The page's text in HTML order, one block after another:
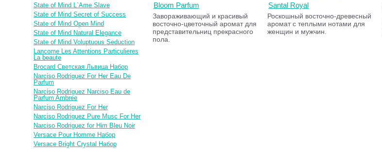
Bloom Parfum
Завораживающий и красивый
восточно-цветочный аромат для
представительниц прекрасного
пола.
Santal Royal
Роскошный восточно-древесный
аромат с теплыми нотами для
женщин и мужчин.
State of Mind L`Ame Slave
State of Mind Secret of Success
State of Mind Open Mind
State of Mind Natural Elegance
State of Mind Voluptuous Seduction
Lancome Les Attentions Particulieres
La beaute
Brocard Светская Львица Набор
Narciso Rodriguez For Her Eau De
Parfum
Narciso Rodriguez Narciso Eau de
Parfum Ambree
Narciso Rodriguez For Her
Narciso Rodriguez Pure Musc For Her
Narciso Rodriguez for Him Bleu Noir
Versace Pour Homme Набор
Versace Bright Crystal Набор